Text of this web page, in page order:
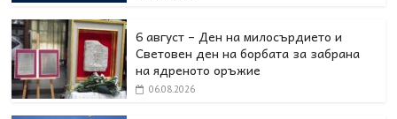
6 август – Ден на милосърдието и
Световен ден на борбата за забрана
на ядреното оръжие
06.08.2026